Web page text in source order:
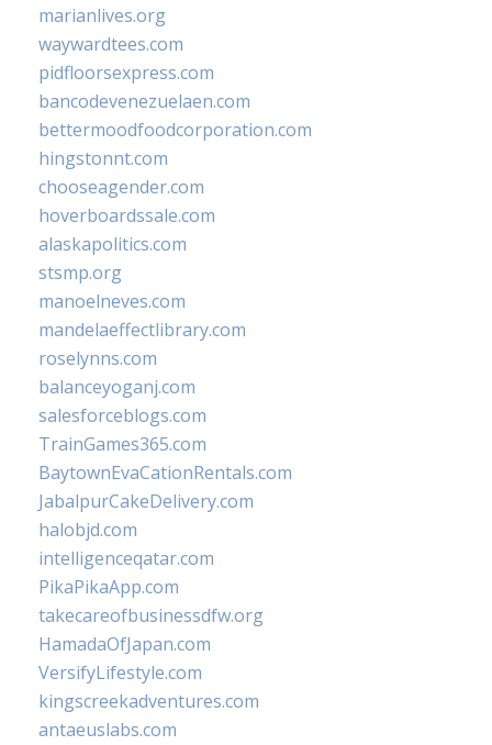
marianlives.org
waywardtees.com
pidfloorsexpress.com
bancodevenezuelaen.com
bettermoodfoodcorporation.com
hingstonnt.com
chooseagender.com
hoverboardssale.com
alaskapolitics.com
stsmp.org
manoelneves.com
mandelaeffectlibrary.com
roselynns.com
balanceyoganj.com
salesforceblogs.com
TrainGames365.com
BaytownEvaCationRentals.com
JabalpurCakeDelivery.com
halobjd.com
intelligenceqatar.com
PikaPikaApp.com
takecareofbusinessdfw.org
HamadaOfJapan.com
VersifyLifestyle.com
kingscreekadventures.com
antaeuslabs.com